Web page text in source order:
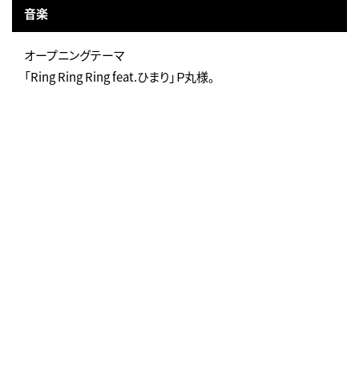
音楽
オープニングテーマ
「Ring Ring Ring feat.ひまり」Ｐ丸様。